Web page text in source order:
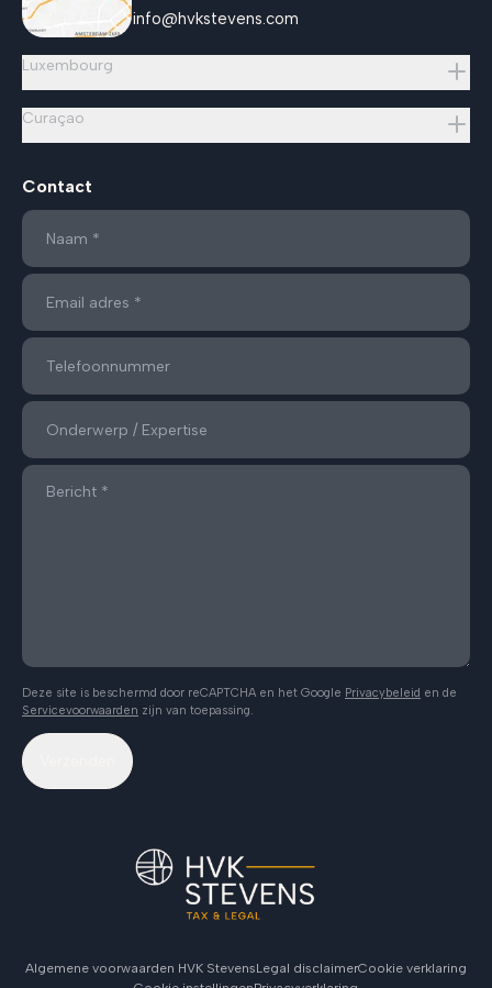
info@hvkstevens.com
Luxembourg
Curaçao
Contact
Deze site is beschermd door reCAPTCHA en het Google Privacybeleid en de
Servicevoorwaarden zijn van toepassing.
Algemene voorwaarden HVK StevensLegal disclaimerCookie verklaring